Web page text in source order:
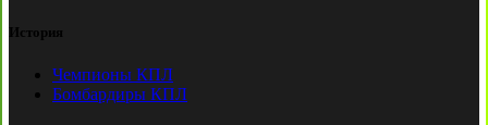
История
Чемпионы КПЛ
Бомбардиры КПЛ